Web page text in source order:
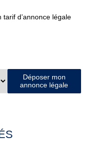
d’annonce légale
Déposer mon
annonce légale